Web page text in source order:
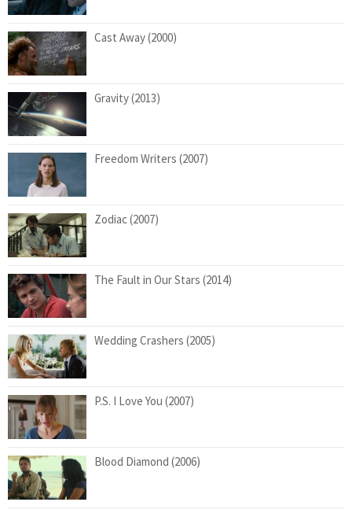
Cast Away (2000)
Gravity (2013)
Freedom Writers (2007)
Zodiac (2007)
The Fault in Our Stars (2014)
Wedding Crashers (2005)
P.S. I Love You (2007)
Blood Diamond (2006)